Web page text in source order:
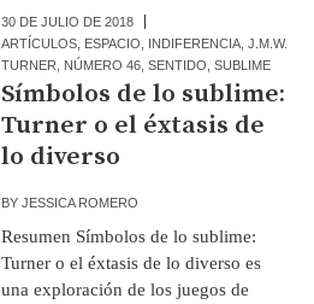
30 DE JULIO DE 2018
ARTÍCULOS ESPACIO INDIFERENCIA ,J.M.W.
TURNER
NÚMERO 46 ,SENTIDO ,SUBLIME
Símbolos de lo sublime:
Turner o el éxtasis de
lo diverso
BYJESSICA ROMERO
Resumen Símbolos de lo sublime:
Turner o el éxtasis de lo diverso es
una exploración de los juegos de